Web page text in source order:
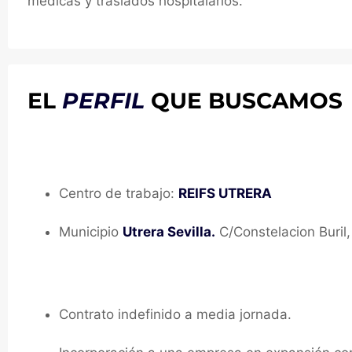
EL PERFIL QUE BUSCAMOS
Centro de trabajo: REIFS UTRERA
Municipio Utrera Sevilla. C/Constelacion
Contrato indefinido a media jornada.